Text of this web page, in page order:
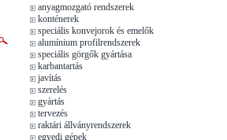
anyagmozgató rendszerek
konténerek
speciális konvejorok és emelők
alumínium profilrendszerek
speciális görgők gyártása
karbantartás
javítás
szerelés
gyártás
tervezés
raktári állványrendszerek
egyedi gépek